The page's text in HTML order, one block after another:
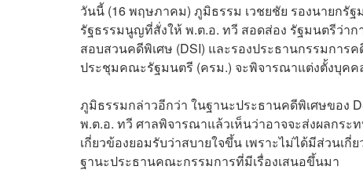
วันนี้ (16 พฤษภาคม) ภูมิธรรม เวชยชัย รองนายกรั
รัฐธรรมนูญที่สั่งให้ พ.ต.อ. ทวี สอดส่อง รัฐมนตรีว่า
สอบสวนคดีพิเศษ (DSI) และรองประธานกรรมการ
ประชุมคณะรัฐมนตรี (ครม.) จะพิจารณาแต่งตั้งบุคค
ภูมิธรรมกล่าวอีกว่า ในฐานะประธานคดีพิเศษของ
พ.ต.อ. ทวี ศาลพิจารณาแล้วเห็นว่าอาจจะส่งผลกร
เกี่ยวข้องยอมรับว่าสบายใจขึ้น เพราะไม่ได้มีส่วนเ
ฐานะประธานคณะกรรมการที่มีเรื่องเสนอขึ้นมา